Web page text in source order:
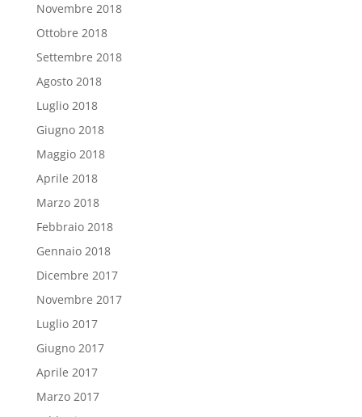
Novembre 2018
Ottobre 2018
Settembre 2018
Agosto 2018
Luglio 2018
Giugno 2018
Maggio 2018
Aprile 2018
Marzo 2018
Febbraio 2018
Gennaio 2018
Dicembre 2017
Novembre 2017
Luglio 2017
Giugno 2017
Aprile 2017
Marzo 2017